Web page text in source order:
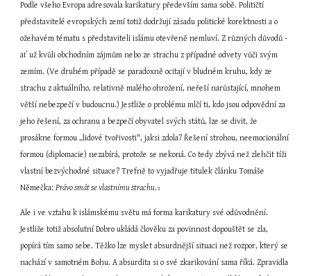
Podle všeho Evropa adresovala karikatury především sama sobě. Političtí
představitelé evropských zemí totiž dodržují zásadu politické korektnosti a o
ožehavém tématu s představiteli islámu otevřeně nemluví. Z různých důvodů -
ať už kvůli obchodním zájmům nebo ze strachu z případné odvety vůči svým
zemím. (Ve druhém případě se paradoxně ocitají v bludném kruhu, kdy ze
strachu z aktuálního, relativně malého ohrožení, neřeší narůstající, mnohem
větší nebezpečí v budoucnu.) Jestliže o problému mlčí ti, kdo jsou odpovědní za
jeho řešení, za ochranu a bezpečí obyvatel svých států, lze se divit, že
prosákne formou „lidové tvořivosti", jaksi zdola? Řešení strohou, neemocionální
formou (diplomacie) nezabírá, protože se nekoná. Co tedy zbývá než zlehčit tíži
vlastní bezvýchodné situace? Trefně to vyjadřuje titulek článku Tomáše
Němečka: Právo smát se vlastnímu strachu.3
Ale i ve vztahu k islámskému světu má forma karikatury své odůvodnění.
Jestliže totiž absolutní Dobro ukládá člověku za povinnost dopouštět se zla,
popírá tím samo sebe. Těžko lze myslet absurdnější situaci než rozpor, který se
nachází v samotném Bohu. A absurdita si o své zkarikování sama říká. Zpravidla